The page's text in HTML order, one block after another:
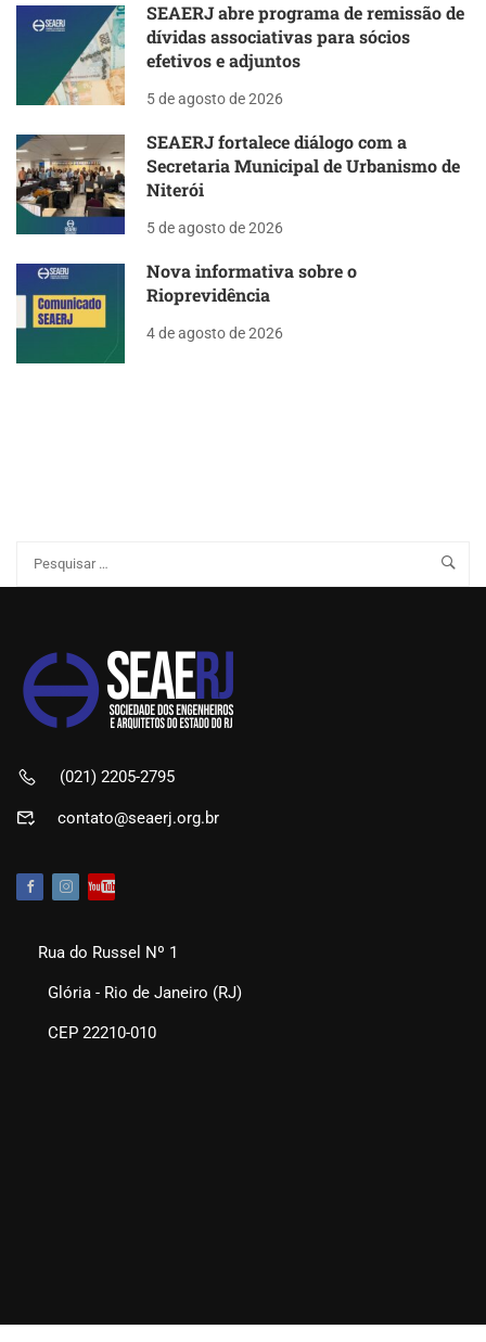
SEAERJ abre programa de remissão de
dívidas associativas para sócios
efetivos e adjuntos
5 de agosto de 2026
SEAERJ fortalece diálogo com a
Secretaria Municipal de Urbanismo de
Niterói
5 de agosto de 2026
Nova informativa sobre o
Rioprevidência
4 de agosto de 2026
(021) 2205-2795
contato@seaerj.org.br
Rua do Russel Nº 1
Glória - Rio de Janeiro (RJ)
CEP 22210-010